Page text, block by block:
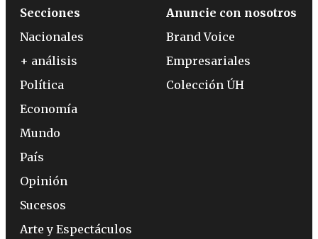
Secciones
Nacionales
+ análisis
Política
Economía
Mundo
País
Opinión
Sucesos
Arte y Espectáculos
Anuncie con nosotros
Brand Voice
Empresariales
Colección ÚH